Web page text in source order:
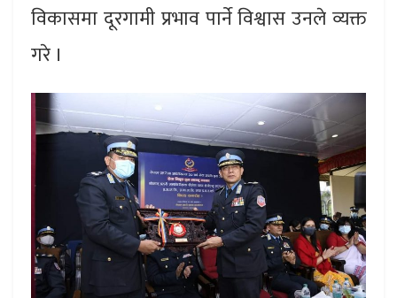
विकासमा दूरगामी प्रभाव पार्ने विश्वास उनले व्यक्त
गरे ।